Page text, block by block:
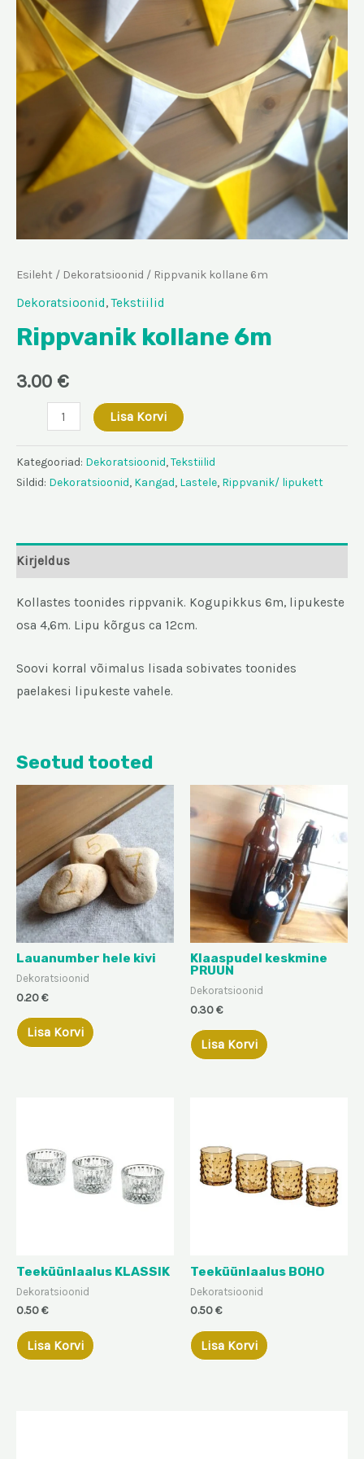
Esileht / Dekoratsioonid / Rippvanik kollane 6m
Dekoratsioonid,Tekstiilid
Rippvanik kollane 6m
3.00 €
Rippvanik
6m
kogus
Lisa Korvi
Kategooriad: Dekoratsioonid,Tekstiilid
Sildid: Dekoratsioonid, Kangad, Lastele, Rippvanik/ lipukett
Kirjeldus
Kollastes toonides rippvanik. Kogupikkus 6m, lipukeste
osa 4,6m. Lipu kõrgus ca 12cm.
Soovi korral võimalus lisada sobivates toonides
paelakesi lipukeste vahele.
Seotud tooted
Lauanumber hele kivi
Dekoratsioonid
0.20€
Lisa Korvi
Klaaspudel keskmine
PRUUN
Dekoratsioonid
0.30€
Lisa Korvi
Teeküünlaalus KLASSIK
Dekoratsioonid
0.50€
Lisa Korvi
Teeküünlaalus BOHO
Dekoratsioonid
0.50€
Lisa Korvi